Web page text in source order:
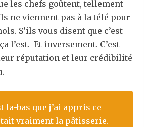
les chefs goûtent, tellement
ne viennent pas à la télé pour
S’ils vous disent que c’est
l’est. Et inversement. C’est
réputation et leur crédibilité
la-bas que j’ai appris ce
vraiment la pâtisserie.